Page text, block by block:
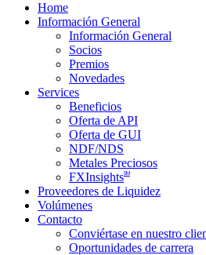
Home
Información General
Información General
Socios
Premios
Novedades
Services
Beneficios
Oferta de API
Oferta de GUI
NDF/NDS
Metales Preciosos
FXInsightsSM
Proveedores de Liquidez
Volúmenes
Contacto
Conviértase en nuestro
Oportunidades de carrera